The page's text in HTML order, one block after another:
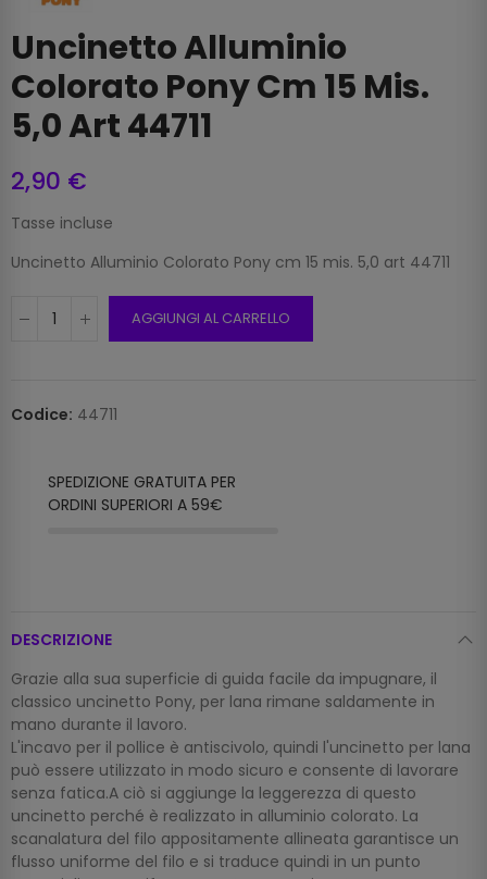
Uncinetto Alluminio
Colorato Pony Cm 15 Mis.
5,0 Art 44711
2,90 €
Tasse incluse
Uncinetto Alluminio Colorato Pony cm 15 mis. 5,0 art 44711
AGGIUNGI AL CARRELLO
Codice: 44711
SPEDIZIONE GRATUITA PER
ORDINI SUPERIORI A 59€
DESCRIZIONE
Grazie alla sua superficie di guida facile da impugnare, il
classico uncinetto Pony, per lana rimane saldamente in
mano durante il lavoro.
L'incavo per il pollice è antiscivolo, quindi l'uncinetto per lana
può essere utilizzato in modo sicuro e consente di lavorare
senza fatica.A ciò si aggiunge la leggerezza di questo
uncinetto perché è realizzato in alluminio colorato. La
scanalatura del filo appositamente allineata garantisce un
flusso uniforme del filo e si traduce quindi in un punto